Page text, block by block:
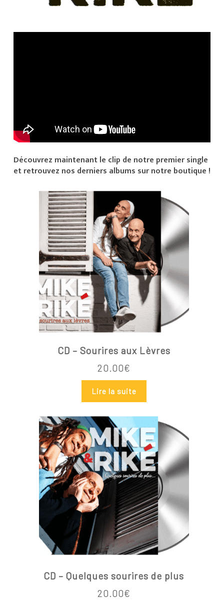
Découvrez maintenant le clip de notre premier single
et retrouvez nos derniers albums sur notre boutique !
CD – Sourires aux Lèvres
20.00€
Lire la suite
CD – Quelques sourires de plus
20.00€